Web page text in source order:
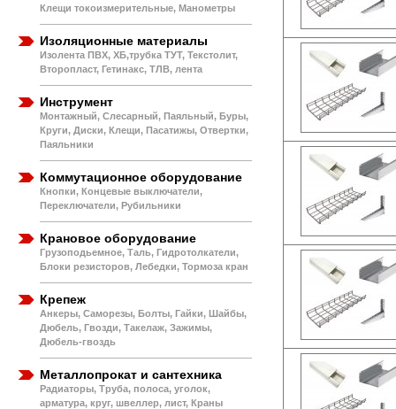
Клещи токоизмерительные, Манометры
Изоляционные материалы
Изолента ПВХ, ХБ,трубка ТУТ, Текстолит,
Второпласт, Гетинакс, ТЛВ, лента
Инструмент
Монтажный, Слесарный, Паяльный, Буры,
Круги, Диски, Клещи, Пасатижы, Отвертки,
Паяльники
Коммутационное оборудование
Кнопки, Концевые выключатели,
Переключатели, Рубильники
Крановое оборудование
Грузоподьемное, Таль, Гидротолкатели,
Блоки резисторов, Лебедки, Тормоза кран
Крепеж
Анкеры, Саморезы, Болты, Гайки, Шайбы,
Дюбель, Гвозди, Такелаж, Зажимы,
Дюбель-гвоздь
Металлопрокат и сантехника
Радиаторы, Труба, полоса, уголок,
арматура, круг, швеллер, лист, Краны